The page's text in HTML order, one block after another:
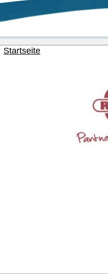
Startseite